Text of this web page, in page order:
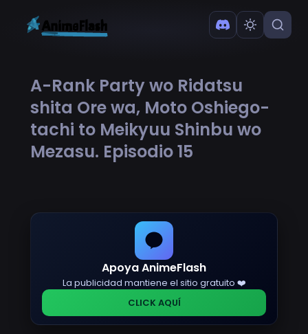
A-Rank Party wo Ridatsu
shita Ore wa, Moto Oshiego-
tachi to Meikyuu Shinbu wo
Mezasu. Episodio 15
Apoya AnimeFlash
La publicidad mantiene el sitio gratuito ❤️
CLICK AQUÍ